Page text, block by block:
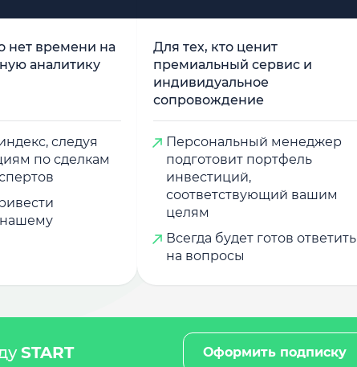
нет времени на
аналитику
следуя
по сделкам
Для тех, кто ценит
премиальный сервис и
индивидуальное
сопровождение
Персональный менеджер
подготовит портфель
инвестиций,
соответствующий вашим
целям
Всегда будет готов ответить
на вопросы
START Оформить подписку